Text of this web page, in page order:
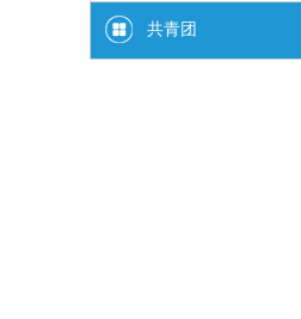
共青团